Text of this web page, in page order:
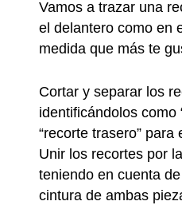
Vamos a trazar una
el delantero como en
medida que más te
Cortar y separar los
identificándolos como
“recorte trasero”
Unir los recortes por
teniendo en cuenta
cintura de ambas